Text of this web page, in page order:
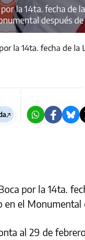
la 14ta. fecha de
después
la 14ta. fecha de
por la 14ta.
en el
al 29 de